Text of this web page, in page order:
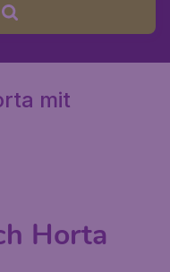
mit
Horta